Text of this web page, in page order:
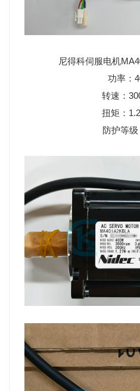
尼得科伺服电机
功率：
转速：
扭矩：
防护等